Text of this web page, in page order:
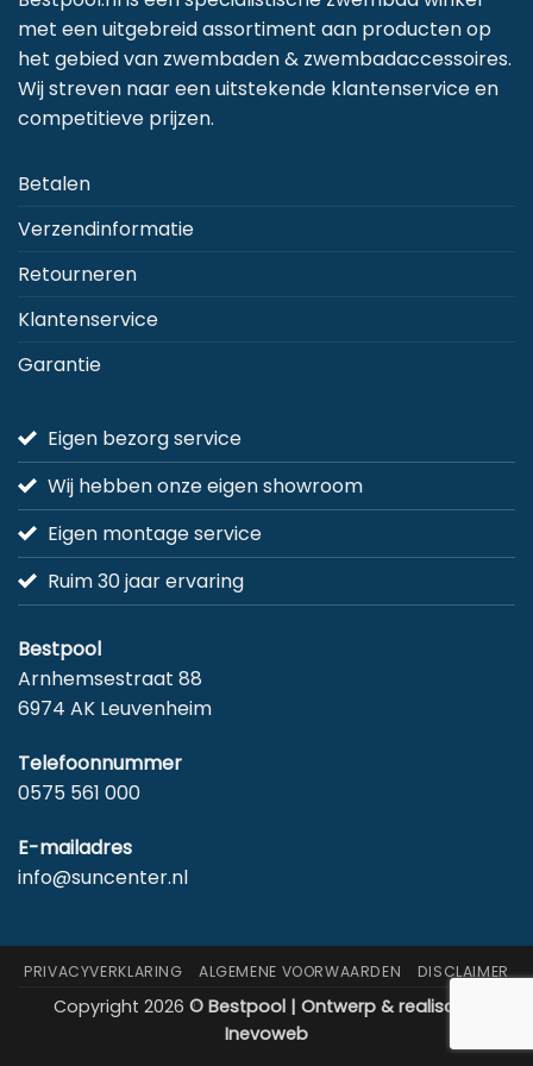
optie
kan
gekozen
worden
met een uitgebreid assortiment aan producten op
het gebied van zwembaden & zwembadaccessoires.
Wij streven naar een uitstekende klantenservice en
competitieve prijzen.
Betalen
Verzendinformatie
Retourneren
Klantenservice
Garantie
Eigen bezorg service
Wij hebben onze eigen showroom
Eigen montage service
Ruim 30 jaar ervaring
Bestpool
Arnhemsestraat 88
6974 AK Leuvenheim
Telefoonnummer
0575 561 000
E-mailadres
info@suncenter.nl
PRIVACYVERKLARING ALGEMENE VOORWAARDEN DISCLAIMER
Copyright 2026 © Bestpool | Ontwerp & realisatie:
Inevoweb